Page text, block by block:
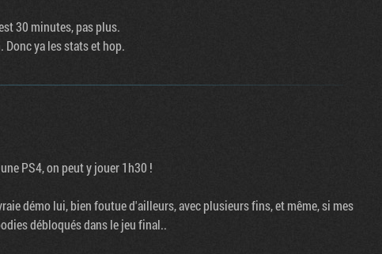
30 minutes, pas plus.
Donc ya les stats et hop.
PS4, on peut y jouer 1h30 !
démo lui, bien foutue d'ailleurs, avec plusieurs fins, et même, si mes
débloqués dans le jeu final..